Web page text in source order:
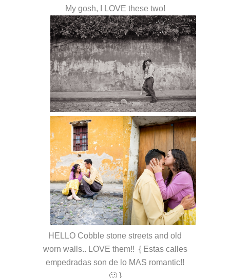
My gosh, I LOVE these two!
HELLO Cobble stone streets and old
worn walls.. LOVE them!! { Estas calles
empedradas son de lo MAS romantic!!
🙂 }